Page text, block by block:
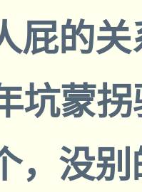
屁的
坑蒙
，没